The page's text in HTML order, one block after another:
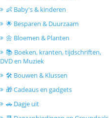
👶 Baby's & kinderen
🌟 Besparen & Duurzaam
🌼 Bloemen & Planten
📚 Boeken, kranten, tijdschriften,
DVD en Muziek
🛠️ Bouwen & Klussen
🎁 Cadeaus en gadgets
🚗 Dagje uit